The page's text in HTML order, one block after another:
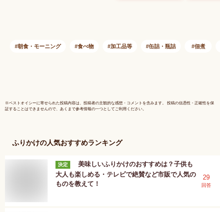
ラルキッ
朝食・モーニング 食べ物 加工品等 缶詰・瓶詰 佃煮
※ベストオイシーに寄せられた投稿内容は、投稿者の主観的な感想・コメントを含みます。 投稿の信憑性・正確性を保
証することはできませんので、あくまで参考情報の一つとしてご利用ください。
ふりかけの人気おすすめランキング
決定
美味しいふりかけのおすすめは？子供も
大人も楽しめる・テレビで絶賛など市販で人気の
ものを教えて！
29
回答